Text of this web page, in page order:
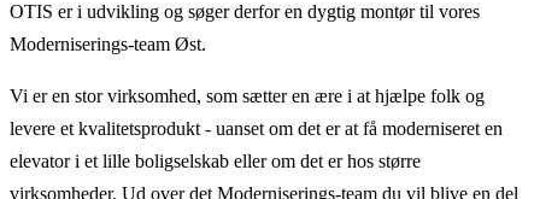
OTIS er i udvikling og søger derfor en dygtig montør til vores
Moderniserings-team Øst.
Vi er en stor virksomhed, som sætter en ære i at hjælpe folk og
levere et kvalitetsprodukt - uanset om det er at få moderniseret en
elevator i et lille boligselskab eller om det er hos større
virksomheder. Ud over det Moderniserings-team du vil blive en del